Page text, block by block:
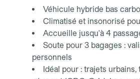
Véhicule hybride bas
Climatisé et insonorisé
Accueille jusqu'à 4
Soute pour 3 bagages :
personnels
Idéal pour : trajets